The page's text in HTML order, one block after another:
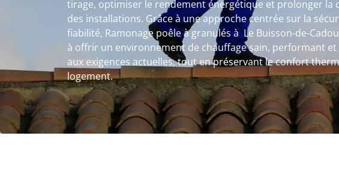
tirage, optimiser le rendement énergétique et prolonger la
des installations. Grâce à une approche centrée sur la
fiabilité, Ramonage poêle à granulés à Le Buisson-de-
à offrir un environnement de chauffage sain, performant
aux exigences actuelles, tout en préservant le confort
logement.